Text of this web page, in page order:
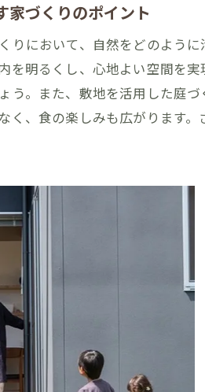
自然環境
長く愛さ
理想のマイホー
夢を具体化
自然環境を
マイホー
大牟田市での
自然素材
季節を感
地域の風
環境に優
家づくりのポイント
りにおいて、自然をどのよう
を明るくし、心地よい空間を
う。また、敷地を活用した庭
く、食の楽しみも広がります